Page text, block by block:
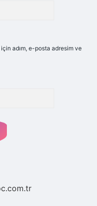
adım, e-posta adresim ve